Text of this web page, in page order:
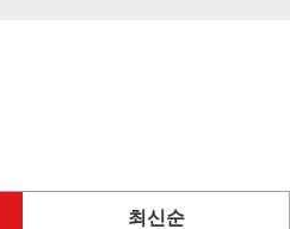
최신순